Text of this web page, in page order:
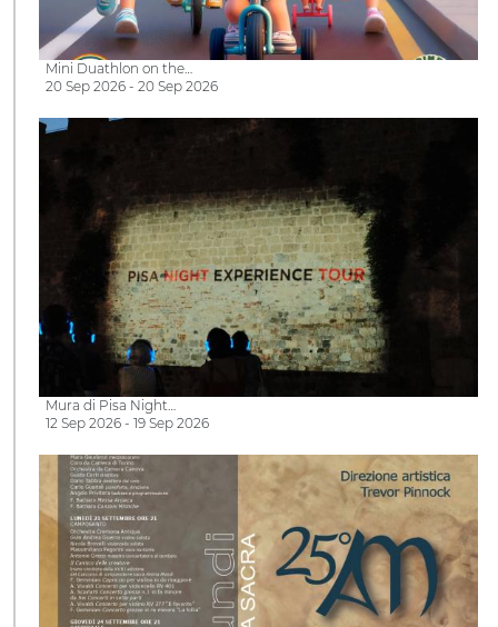
Mini Duathlon on the…
20 Sep 2026 - 20 Sep 2026
Mura di Pisa Night…
12 Sep 2026 - 19 Sep 2026